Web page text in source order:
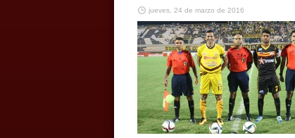
jueves, 24 de marzo de 2016